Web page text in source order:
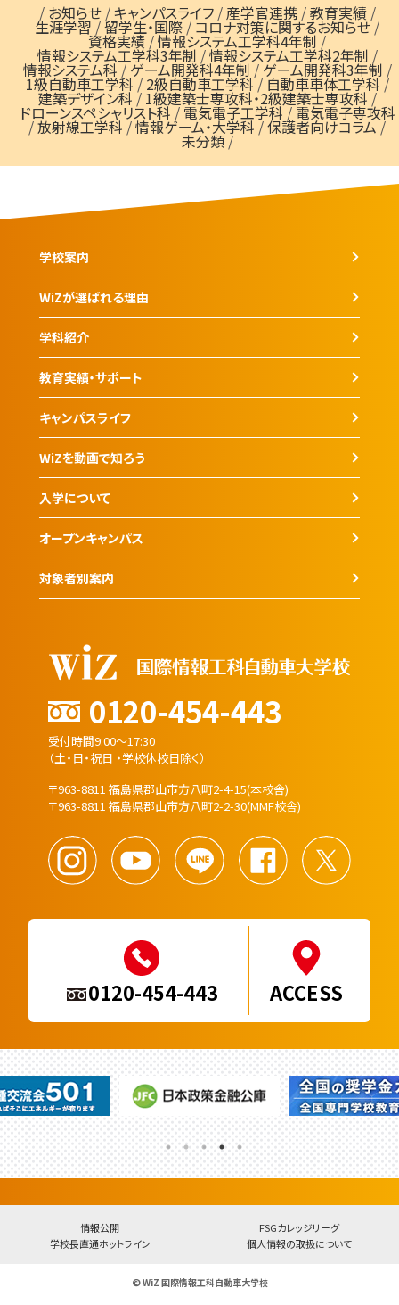
/ お知らせ/キャンパスライフ/産学官連携/教育実績/
生涯学習/留学生・国際 / コロナ対策に関するお知らせ/
資格実績/情報システム工学科4年制 /
情報システム工学科3年制 /情報システム工学科2年制 /
情報システム科/ゲーム開発科4年制 /ゲーム開発科3年制 /
1級自動車工学科/ 2級自動車工学科/自動車車体工学科/
建築デザイン科 / 1級建築士専攻科・2級建築士専攻科/
ドローンスペシャリスト科/電気電子工学科/電気電子専攻科
/放射線工学科 /情報ゲーム・大学科 /保護者向けコラム/
未分類/
学校案内
WiZが選ばれる理由
学科紹介
教育実績・サポート
キャンパスライフ
WiZを動画で知ろう
入学について
オープンキャンパス
対象者別案内
0120-454-443
受付時間9:00～17:30
（土・日・祝日 ・学校休校日除く）
〒963-8811 福島県郡山市方八町2-4-15(本校舎)
〒963-8811 福島県郡山市方八町2-2-30(MMF校舎)
0120-454-443 ACCESS
情報公開
FSGカレッジリーグ
学校長直通ホットライン
個人情報の取扱について
© WiZ 国際情報工科自動車大学校